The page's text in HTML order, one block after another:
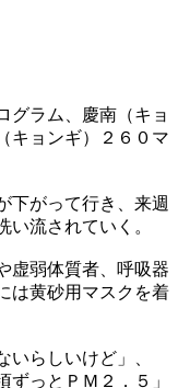
グラム、慶南（キョ
キョンギ）２６０マ
下がって行き、来週
流されていく。
虚弱体質者、呼吸器
は黄砂用マスクを着
らしいけど」、
ずっとＰＭ２．５」